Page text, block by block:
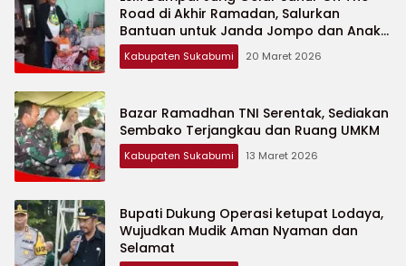
Road di Akhir Ramadan, Salurkan
Bantuan untuk Janda Jompo dan Anak
Yatim
Kabupaten Sukabumi 20 Maret 2026
Bazar Ramadhan TNI Serentak, Sediakan
Sembako Terjangkau dan Ruang UMKM
Kabupaten Sukabumi 13 Maret 2026
Bupati Dukung Operasi ketupat Lodaya,
Wujudkan Mudik Aman Nyaman dan
Selamat